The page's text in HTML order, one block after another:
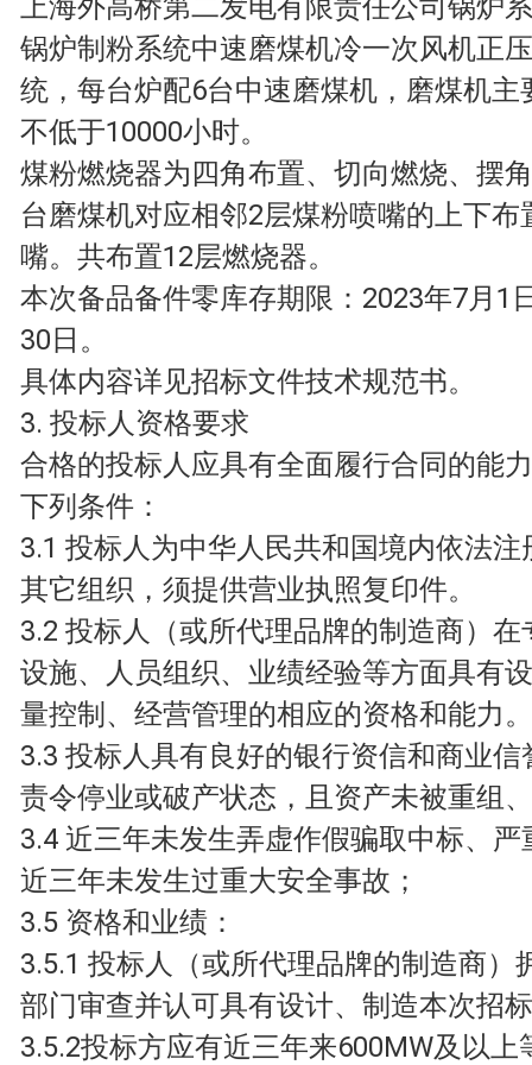
上海外高桥第二发电有限责任公司锅炉
锅炉制粉系统中速磨煤机冷一次风机正
统，每台炉配6台中速磨煤机，磨煤机主
不低于10000小时。
煤粉燃烧器为四角布置、切向燃烧、摆
台磨煤机对应相邻2层煤粉喷嘴的上下布
嘴。共布置12层燃烧器。
本次备品备件零库存期限：2023年7月1
30日。
具体内容详见招标文件技术规范书。
3. 投标人资格要求
合格的投标人应具有全面履行合同的能
下列条件：
3.1 投标人为中华人民共和国境内依法
其它组织，须提供营业执照复印件。
3.2 投标人（或所代理品牌的制造商）
设施、人员组织、业绩经验等方面具有
量控制、经营管理的相应的资格和能力。
3.3 投标人具有良好的银行资信和商业
责令停业或破产状态，且资产未被重组
3.4 近三年未发生弄虚作假骗取中标、
近三年未发生过重大安全事故；
3.5 资格和业绩：
3.5.1 投标人（或所代理品牌的制造商）
部门审查并认可具有设计、制造本次招
3.5.2投标方应有近三年来600MW及以上